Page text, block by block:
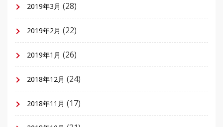
2019年3月 (28)
2019年2月 (22)
2019年1月 (26)
2018年12月 (24)
2018年11月 (17)